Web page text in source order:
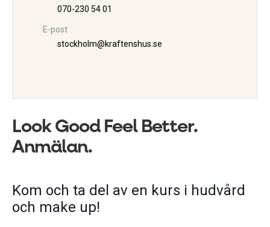
070-230 54 01
E-post
stockholm@kraftenshus.se
Look Good Feel Better.
Anmälan.
Kom och ta del av en kurs i hudvård
och make up!